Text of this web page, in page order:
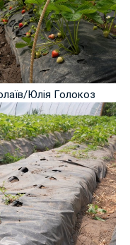
Юлія Голокоз